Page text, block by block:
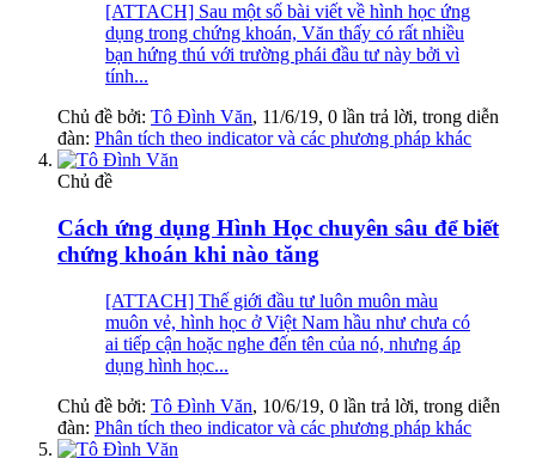
[ATTACH] Sau một số bài viết về hình học ứng
dụng trong chứng khoán, Văn thấy có rất nhiều
bạn hứng thú với trường phái đầu tư này bởi vì
tính...
Chủ đề bởi: Tô Đình Văn, 11/6/19, 0 lần trả lời, trong diễn
đàn: Phân tích theo indicator và các phương pháp khác
Chủ đề
Cách ứng dụng Hình Học chuyên sâu để biết
chứng khoán khi nào tăng
[ATTACH] Thế giới đầu tư luôn muôn màu
muôn vẻ, hình học ở Việt Nam hầu như chưa có
ai tiếp cận hoặc nghe đến tên của nó, nhưng áp
dụng hình học...
Chủ đề bởi: Tô Đình Văn, 10/6/19, 0 lần trả lời, trong diễn
đàn: Phân tích theo indicator và các phương pháp khác